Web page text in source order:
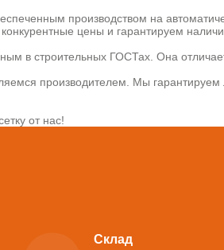
производством на
цены и гарантируем
в строительных ГОСТах. Она
производителем. Мы гарантируем
от нас!
Склад